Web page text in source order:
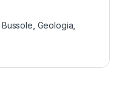
Bussole Geologia